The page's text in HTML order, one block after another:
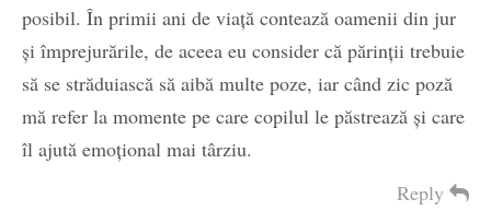
posibil. În primii ani de viață contează oamenii din jur
și împrejurările, de aceea eu consider că părinții trebuie
să se străduiască să aibă multe poze, iar când zic poză
mă refer la momente pe care copilul le păstrează și care
îl ajută emoțional mai târziu.
Reply